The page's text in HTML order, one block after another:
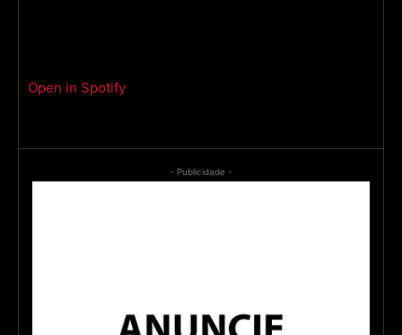
Open in Spotify
- Publicidade -